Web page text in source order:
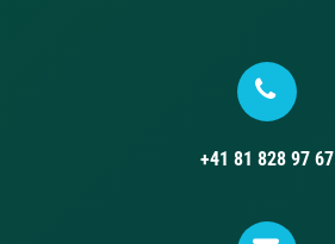
+41 81 828 97 67